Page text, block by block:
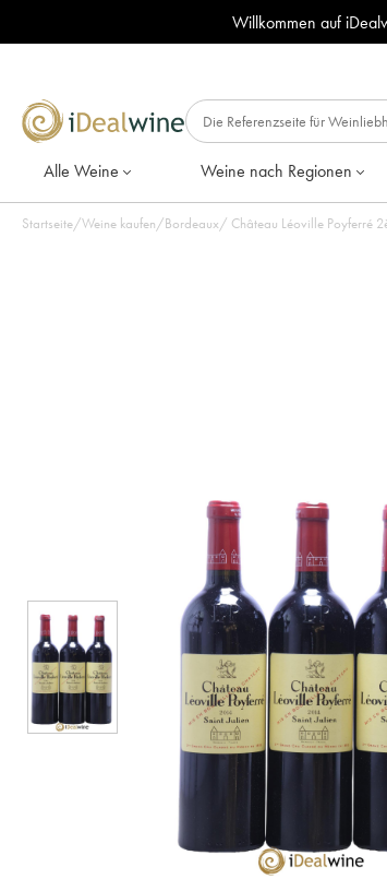
Willkommen auf
Alle Weine Weine nach Regionen
Startseite/Weine kaufen/Bordeaux/